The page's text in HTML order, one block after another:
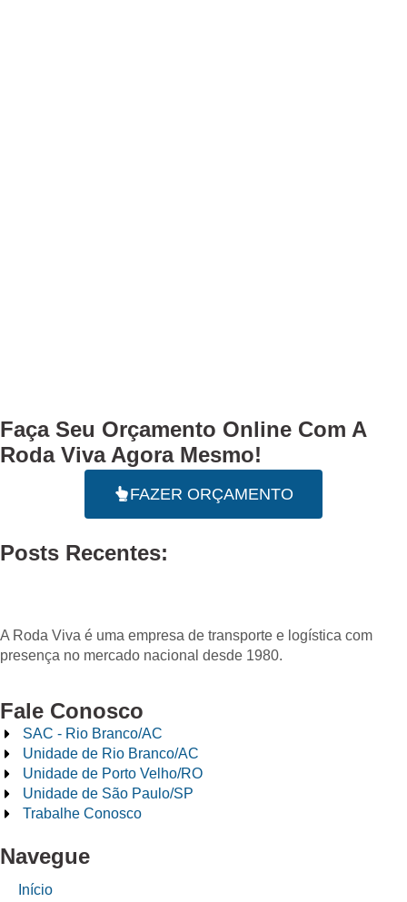
Faça Seu Orçamento Online Com A
Roda Viva Agora Mesmo!
FAZER ORÇAMENTO
Posts Recentes:
A Roda Viva é uma empresa de transporte e logística com
presença no mercado nacional desde 1980.
Fale Conosco
SAC - Rio Branco/AC
Unidade de Rio Branco/AC
Unidade de Porto Velho/RO
Unidade de São Paulo/SP
Trabalhe Conosco
Navegue
Início